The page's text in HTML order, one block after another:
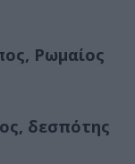
Ρωμαίος
δεσπότης